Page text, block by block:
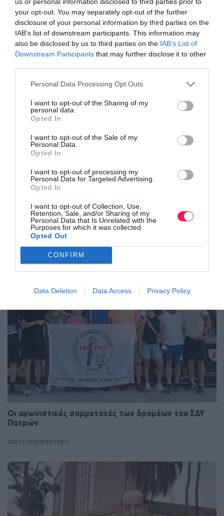
your opt-out. You may separately opt-out of the further
disclosure of your personal information by third parties on the
IAB’s list of downstream participants. This information may
also be disclosed by us to third parties on the IAB’s List of
Downstream Participants that may further disclose it to other
Personal Data Processing Opt Outs
I want to opt-out of the Sharing of my
personal data.
Opted In
I want to opt-out of the Sale of my
Personal Data.
Opted In
I want to opt-out of processing my
Personal Data for Targeted Advertising.
Opted In
I want to opt-out of Collection, Use,
Retention, Sale, and/or Sharing of my
Personal Data that Is Unrelated with the
Purposes for which it was collected.
Opted Out
CONFIRM
Data Deletion Data Access Privacy Policy
Τι είναι, πώς υπολογίζεται και γιατί μπορεί να αλλάξει τα
δεδομένα στις προπονήσεις σας!
Το promo video του 8ου Νάουσα Βέρμιο Trail
Ο αγώνας πλησιάζει…
Οι αγωνιστικές συμμετοχές των δρομέων του ΣΔΥ
Πατρών
Δείτε περισσότερα